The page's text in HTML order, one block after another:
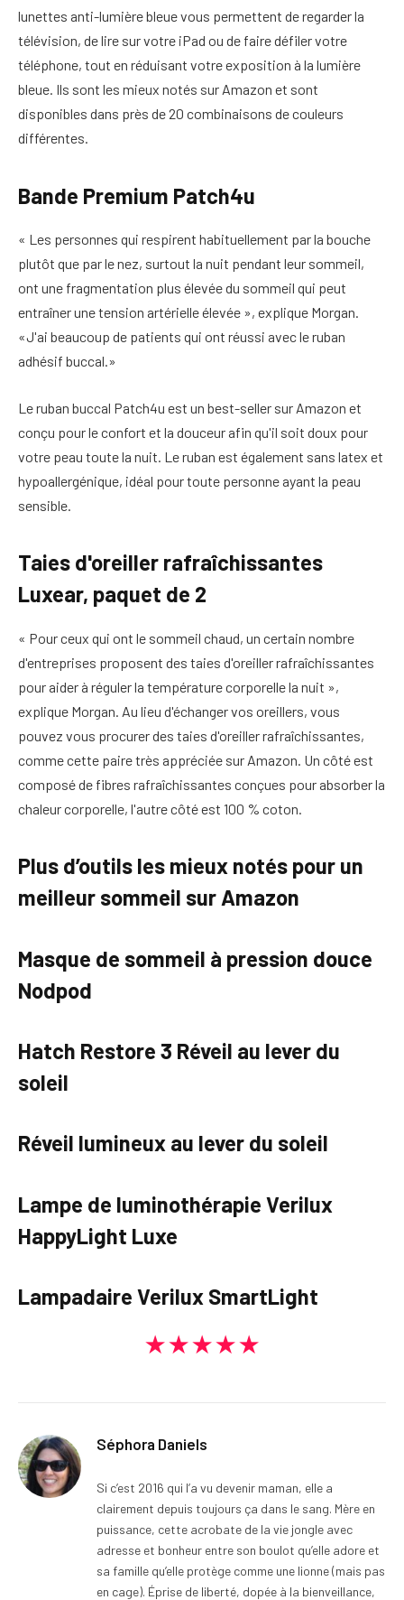
lunettes anti-lumière bleue vous permettent de regarder la
télévision, de lire sur votre iPad ou de faire défiler votre
téléphone, tout en réduisant votre exposition à la lumière
bleue. Ils sont les mieux notés sur Amazon et sont
disponibles dans près de 20 combinaisons de couleurs
différentes.
Bande Premium Patch4u
« Les personnes qui respirent habituellement par la bouche
plutôt que par le nez, surtout la nuit pendant leur sommeil,
ont une fragmentation plus élevée du sommeil qui peut
entraîner une tension artérielle élevée », explique Morgan.
«J'ai beaucoup de patients qui ont réussi avec le ruban
adhésif buccal.»
Le ruban buccal Patch4u est un best-seller sur Amazon et
conçu pour le confort et la douceur afin qu'il soit doux pour
votre peau toute la nuit. Le ruban est également sans latex et
hypoallergénique, idéal pour toute personne ayant la peau
sensible.
Taies d'oreiller rafraîchissantes
Luxear, paquet de 2
« Pour ceux qui ont le sommeil chaud, un certain nombre
d'entreprises proposent des taies d'oreiller rafraîchissantes
pour aider à réguler la température corporelle la nuit »,
explique Morgan. Au lieu d'échanger vos oreillers, vous
pouvez vous procurer des taies d'oreiller rafraîchissantes,
comme cette paire très appréciée sur Amazon. Un côté est
composé de fibres rafraîchissantes conçues pour absorber la
chaleur corporelle, l'autre côté est 100 % coton.
Plus d’outils les mieux notés pour un
meilleur sommeil sur Amazon
Masque de sommeil à pression douce
Nodpod
Hatch Restore 3 Réveil au lever du
soleil
Réveil lumineux au lever du soleil
Lampe de luminothérapie Verilux
HappyLight Luxe
Lampadaire Verilux SmartLight
★★★★★
Séphora Daniels
Si c’est 2016 qui l’a vu devenir maman, elle a
clairement depuis toujours ça dans le sang. Mère en
puissance, cette acrobate de la vie jongle avec
adresse et bonheur entre son boulot qu’elle adore et
sa famille qu’elle protège comme une lionne (mais pas
en cage). Éprise de liberté, dopée à la bienveillance,